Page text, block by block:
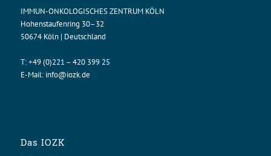
IMMUN-ONKOLOGISCHES ZENTRUM KÖLN
Hohenstaufenring 30–32
50674 Köln | Deutschland
T:+49 (0)221 – 420 399 25
E-Mail: info@iozk.de
Das IOZK